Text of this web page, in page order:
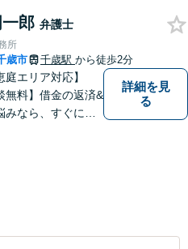
郎 弁護士
所
歳市 千歳駅 から徒歩2分
庭エリア対応】
無料】借金の返済&
みなら、すぐにご
詳細を見
る